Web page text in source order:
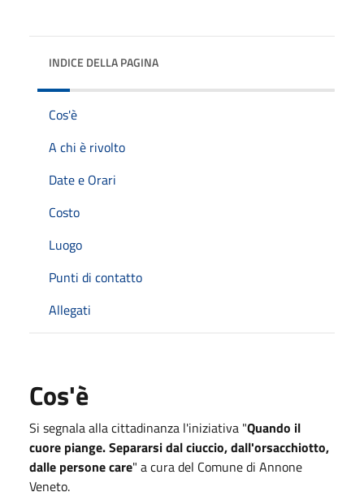
INDICE DELLA PAGINA
Cos'è
A chi è rivolto
Date e Orari
Costo
Luogo
Punti di contatto
Allegati
Cos'è
Si segnala alla cittadinanza l'iniziativa "Quando il
cuore piange. Separarsi dal ciuccio, dall'orsacchiotto,
dalle persone care" a cura del Comune di Annone
Veneto.